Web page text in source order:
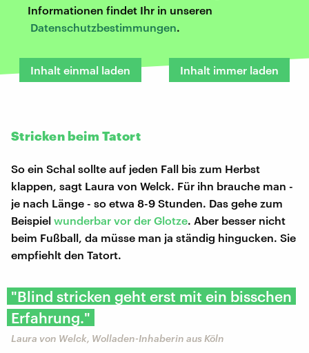
Informationen findet Ihr in unseren
Datenschutzbestimmungen.
Inhalt einmal laden Inhalt immer laden
Stricken beim Tatort
So ein Schal sollte auf jeden Fall bis zum Herbst
klappen, sagt Laura von Welck. Für ihn brauche man -
je nach Länge - so etwa 8-9 Stunden. Das gehe zum
Beispiel wunderbar vor der Glotze. Aber besser nicht
beim Fußball, da müsse man ja ständig hingucken. Sie
empfiehlt den Tatort.
"Blind stricken geht erst mit ein bisschen
Erfahrung."
Laura von Welck, Wolladen-Inhaberin aus Köln